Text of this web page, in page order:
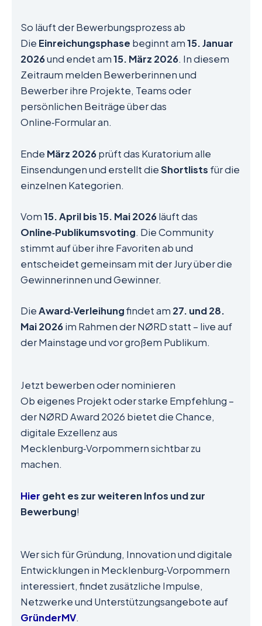
So läuft der Bewerbungsprozess ab
Die Einreichungsphase beginnt am15. Januar
2026und endet am15. März 2026. In diesem
Zeitraum melden Bewerberinnen und
Bewerber ihre Projekte, Teams oder
persönlichen Beiträge über das
Online‑Formular an.
Ende März 2026prüft das Kuratorium alle
Einsendungen und erstellt dieShortlists für die
einzelnen Kategorien.
Vom15. April bis 15. Mai 2026läuft das
Online‑Publikumsvoting. Die Community
stimmt auf über ihre Favoriten ab und
entscheidet gemeinsam mit der Jury über die
Gewinnerinnen und Gewinner.
DieAward‑Verleihungfindet am 27. und 28.
Mai 2026im Rahmen der NØRD statt – live auf
der Mainstage und vor großem Publikum.
Jetzt bewerben oder nominieren
Ob eigenes Projekt oder starke Empfehlung –
der NØRD Award 2026 bietet die Chance,
digitale Exzellenz aus
Mecklenburg‑Vorpommern sichtbar zu
machen.
Hier geht es zur weiteren Infos und zur
Bewerbung!
Wer sich für Gründung, Innovation und digitale
Entwicklungen in Mecklenburg‑Vorpommern
interessiert, findet zusätzliche Impulse,
Netzwerke und Unterstützungsangebote auf
GründerMV.